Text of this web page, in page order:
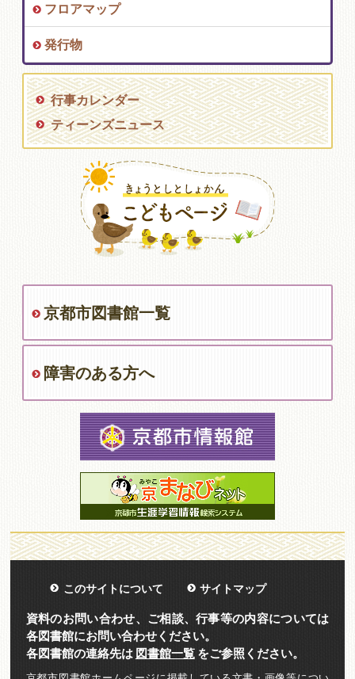
フロアマップ
発行物
行事カレンダー
ティーンズニュース
京都市図書館一覧
障害のある方へ
このサイトについて サイトマップ
資料のお問い合わせ、ご相談、行事等の内容については
各図書館にお問い合わせください。
各図書館の連絡先は 図書館一覧をご参照ください。